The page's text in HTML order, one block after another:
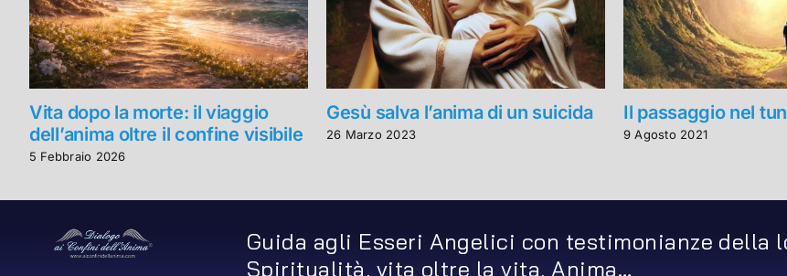
Vita dopo la morte: il viaggio
dell’anima oltre il confine visibile
5 Febbraio 2026
Gesù salva l’anima di un suicida
26 Marzo 2023
Il passaggio nel
9 Agosto 2021
Guida agli Esseri Angelici con testimonianze della
Spiritualità, vita oltre la vita, Anima…